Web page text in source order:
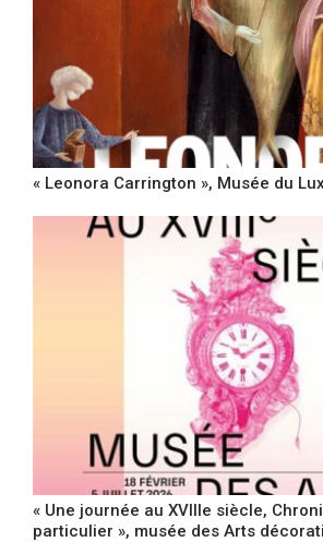
« Leonora Carrington », Musée du
« Une journée au XVIIIe siècle,
particulier », musée des Arts